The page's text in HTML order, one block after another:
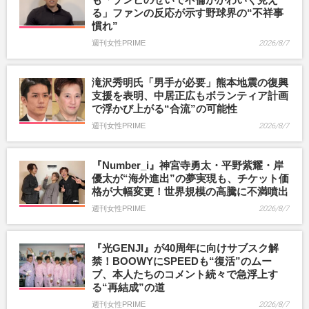
る」ファンの反応が示す野球界の“不祥事
慣れ”
週刊女性PRIME 2026/8/7
滝沢秀明氏「男手が必要」熊本地震の復興
支援を表明、中居正広もボランティア計画
で浮かび上がる“合流”の可能性
週刊女性PRIME 2026/8/7
『Number_i』神宮寺勇太・平野紫耀・岸
優太が“海外進出”の夢実現も、チケット価
格が大幅変更！世界規模の高騰に不満噴出
週刊女性PRIME 2026/8/7
『光GENJI』が40周年に向けサブスク解
禁！BOOWYにSPEEDも“復活”のムー
ブ、本人たちのコメント続々で急浮上す
る“再結成”の道
週刊女性PRIME 2026/8/7